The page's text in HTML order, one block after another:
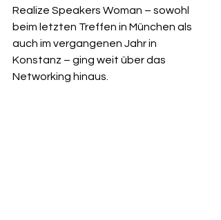
Realize Speakers Woman – sowohl
beim letzten Treffen in München als
auch im vergangenen Jahr in
Konstanz – ging weit über das
Networking hinaus.